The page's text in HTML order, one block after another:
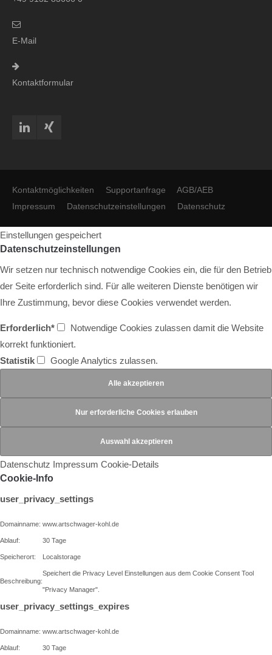
E-Mail
Kontaktformular
Kontaktmöglichkeiten Supportanfrage
AGB/AEB
Impressum
Datenschutzeinstellungen Datenschutz
Einstellungen gespeichert
Datenschutzeinstellungen
Wir setzen nur technisch notwendige Cookies ein, die für den Betrieb
der Seite erforderlich sind. Für alle weiteren Dienste benötigen wir
Ihre Zustimmung, bevor diese Cookies verwendet werden.
Erforderlich*
Notwendige Cookies zulassen damit die Website
korrekt funktioniert.
Statistik
Google Analytics zulassen.
Datenschutz Impressum Cookie-Details
Cookie-Info
user_privacy_settings
Domainname: www.artschwager-kohl.de
Ablauf: 30 Tage
Speicherort: Localstorage
Beschreibung:
Speichert die Privacy Level Einstellungen aus dem Cookie Consent Tool
"Privacy Manager".
user_privacy_settings_expires
Domainname: www.artschwager-kohl.de
Ablauf: 30 Tage